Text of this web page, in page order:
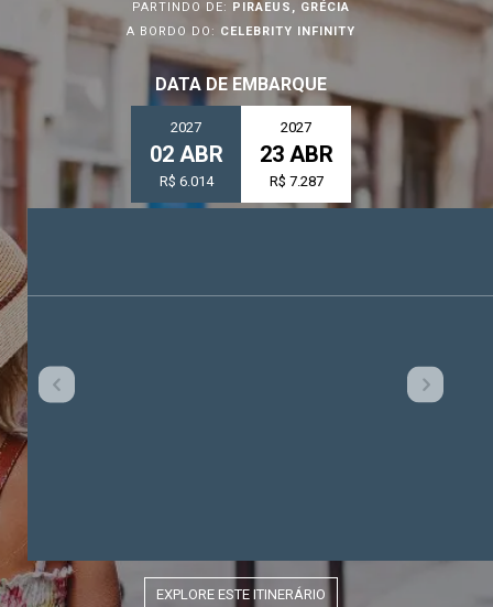
PARTINDO DE:
PIRAEUS, GRÉCIA
A BORDO DO: CELEBRITY INFINITY
DATA DE EMBARQUE
2027
02 ABR
R$ 6.014
2027
23 ABR
R$ 7.287
EXPLORE ESTE ITINERÁRIO